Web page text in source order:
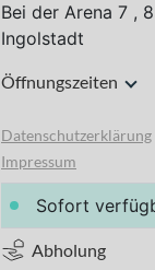
Bei der Arena 7 ,
Ingolstadt
Öffnungszeiten
Datenschutzerklärung
Impressum
Sofort
Abholung